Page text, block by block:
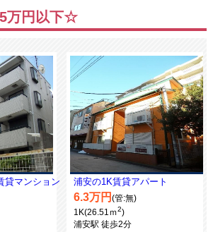
万円以下☆
貸マンション 浦安の1K賃貸アパート
6.3万円 (管:無)
1K(26.51ｍ2)
浦安駅 徒歩2分